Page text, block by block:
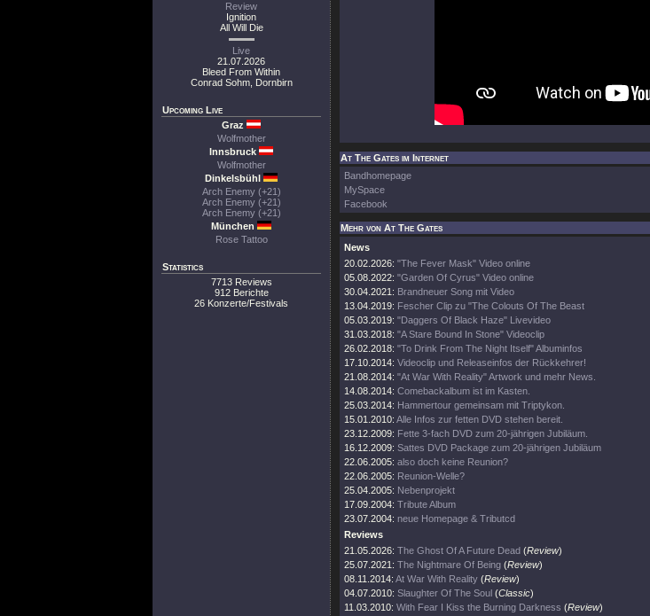
Review
Ignition
All Will Die
Live
21.07.2026
Bleed From Within
Conrad Sohm, Dornbirn
Upcoming Live
Graz
Wolfmother
Innsbruck
Wolfmother
Dinkelsbühl
Arch Enemy (+21)
Arch Enemy (+21)
Arch Enemy (+21)
München
Rose Tattoo
Statistics
7713 Reviews
912 Berichte
26 Konzerte/Festivals
At The Gates im Internet
Bandhomepage
MySpace
Facebook
Mehr von At The Gates
News
20.02.2026: "The Fever Mask" Video online
05.08.2022: "Garden Of Cyrus" Video online
30.04.2021: Brandneuer Song mit Video
13.04.2019: Fescher Clip zu "The Colouts Of The Beast
05.03.2019: "Daggers Of Black Haze" Livevideo
31.03.2018: "A Stare Bound In Stone" Videoclip
26.02.2018: "To Drink From The Night Itself" Albuminfos
17.10.2014: Videoclip und Releaseinfos der Rückkehrer!
21.08.2014: "At War With Reality" Artwork und mehr News.
14.08.2014: Comebackalbum ist im Kasten.
25.03.2014: Hammertour gemeinsam mit Triptykon.
15.01.2010: Alle Infos zur fetten DVD stehen bereit.
23.12.2009: Fette 3-fach DVD zum 20-jährigen Jubiläum.
16.12.2009: Sattes DVD Package zum 20-jährigen Jubiläum
22.06.2005: also doch keine Reunion?
22.06.2005: Reunion-Welle?
25.04.2005: Nebenprojekt
17.09.2004: Tribute Album
23.07.2004: neue Homepage & Tributcd
Reviews
21.05.2026: The Ghost Of A Future Dead (Review)
25.07.2021: The Nightmare Of Being (Review)
08.11.2014: At War With Reality (Review)
04.07.2010: Slaughter Of The Soul (Classic)
11.03.2010: With Fear I Kiss the Burning Darkness (Review)